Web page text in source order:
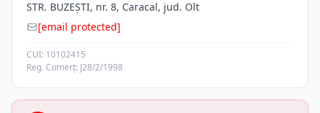
STR. BUZEŞTI, nr. 8, Caracal, jud. Olt
[email protected]
CUI: 10102415
Reg. Comerț: J28/2/1998